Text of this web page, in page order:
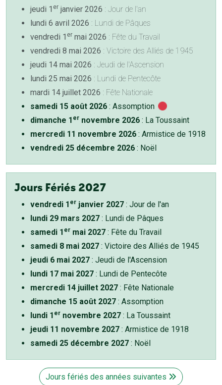
jeudi 1 er janvier 2026 : Jour de l'an
lundi 6 avril 2026 : Lundi de Pâques
vendredi 1 er mai 2026 : Fête du Travail
vendredi 8 mai 2026 : Victoire des Alliés de 1945
jeudi 14 mai 2026 : Jeudi de l'Ascension
lundi 25 mai 2026 : Lundi de Pentecôte
mardi 14 juillet 2026 : Fête Nationale
samedi 15 août 2026 : Assomption
dimanche 1 er novembre 2026 : La Toussaint
mercredi 11 novembre 2026 : Armistice de 1918
vendredi 25 décembre 2026 : Noël
Jours Fériés 2027
vendredi 1 er janvier 2027 : Jour de l'an
lundi 29 mars 2027 : Lundi de Pâques
samedi 1 er mai 2027 : Fête du Travail
samedi 8 mai 2027 : Victoire des Alliés de 1945
jeudi 6 mai 2027 : Jeudi de l'Ascension
lundi 17 mai 2027 : Lundi de Pentecôte
mercredi 14 juillet 2027 : Fête Nationale
dimanche 15 août 2027 : Assomption
lundi 1 er novembre 2027 : La Toussaint
jeudi 11 novembre 2027 : Armistice de 1918
samedi 25 décembre 2027 : Noël
Jours fériés des années suivantes